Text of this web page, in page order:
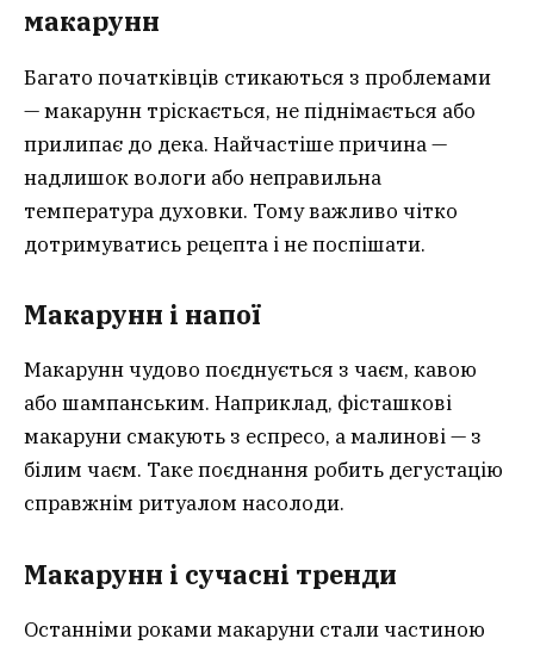
макарунн
Багато початківців стикаються з проблемами
— макарунн тріскається, не піднімається або
прилипає до дека. Найчастіше причина —
надлишок вологи або неправильна
температура духовки. Тому важливо чітко
дотримуватись рецепта і не поспішати.
Макарунн і напої
Макарунн чудово поєднується з чаєм, кавою
або шампанським. Наприклад, фісташкові
макаруни смакують з еспресо, а малинові — з
білим чаєм. Таке поєднання робить дегустацію
справжнім ритуалом насолоди.
Макарунн і сучасні тренди
Останніми роками макаруни стали частиною